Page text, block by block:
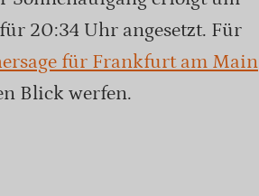
20:34 Uhr angesetzt. Für
für Frankfurt am Main
Blick werfen.